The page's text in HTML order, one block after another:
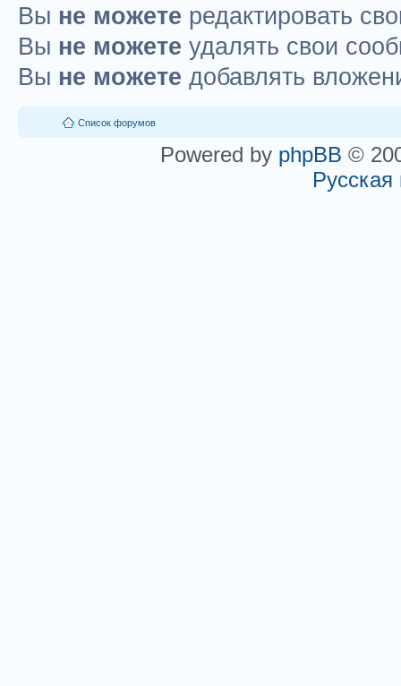
Вы не можете редактировать
Вы не можете удалять свои
Вы не можете добавлять
Список форумов
Powered by phpBB ©